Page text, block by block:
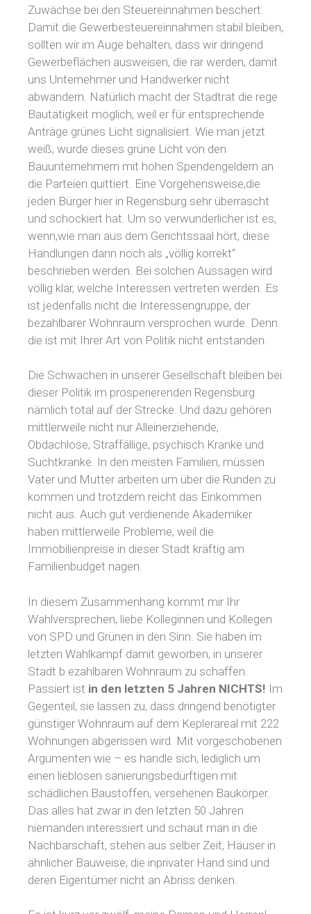
Zuwächse bei den Steuereinnahmen beschert.
Damit die Gewerbesteuereinnahmen stabil bleiben,
sollten wir im Auge behalten, dass wir dringend
Gewerbeflächen ausweisen, die rar werden, damit
uns Unternehmer und Handwerker nicht
abwandern. Natürlich macht der Stadtrat die rege
Bautätigkeit möglich, weil er für entsprechende
Anträge grünes Licht signalisiert. Wie man jetzt
weiß, wurde dieses grüne Licht von den
Bauunternehmern mit hohen Spendengeldern an
die Parteien quittiert. Eine Vorgehensweise,die
jeden Bürger hier in Regensburg sehr überrascht
und schockiert hat. Um so verwunderlicher ist es,
wenn,wie man aus dem Gerichtssaal hört, diese
Handlungen dann noch als „völlig korrekt“
beschrieben werden. Bei solchen Aussagen wird
völlig klar, welche Interessen vertreten werden. Es
ist jedenfalls nicht die Interessengruppe, der
bezahlbarer Wohnraum versprochen wurde. Denn
die ist mit Ihrer Art von Politik nicht entstanden.
Die Schwachen in unserer Gesellschaft bleiben bei
dieser Politik im prosperierenden Regensburg
nämlich total auf der Strecke. Und dazu gehören
mittlerweile nicht nur Alleinerziehende,
Obdachlose, Straffällige, psychisch Kranke und
Suchtkranke. In den meisten Familien, müssen
Vater und Mutter arbeiten um über die Runden zu
kommen und trotzdem reicht das Einkommen
nicht aus. Auch gut verdienende Akademiker
haben mittlerweile Probleme, weil die
Immobilienpreise in dieser Stadt kräftig am
Familienbudget nagen.
In diesem Zusammenhang kommt mir Ihr
Wahlversprechen, liebe Kolleginnen und Kollegen
von SPD und Grünen in den Sinn. Sie haben im
letzten Wahlkampf damit geworben, in unserer
Stadt b ezahlbaren Wohnraum zu schaffen.
Passiert ist in den letzten 5 Jahren NICHTS! Im
Gegenteil, sie lassen zu, dass dringend benötigter
günstiger Wohnraum auf dem Keplerareal mit 222
Wohnungen abgerissen wird. Mit vorgeschobenen
Argumenten wie – es handle sich, lediglich um
einen lieblosen sanierungsbedürftigen mit
schädlichen Baustoffen, versehenen Baukörper.
Das alles hat zwar in den letzten 50 Jahren
niemanden interessiert und schaut man in die
Nachbarschaft, stehen aus selber Zeit, Häuser in
ähnlicher Bauweise, die inprivater Hand sind und
deren Eigentümer nicht an Abriss denken.